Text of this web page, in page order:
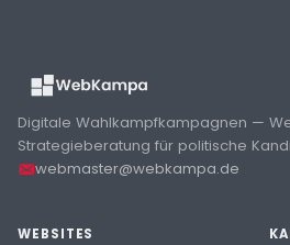
Digitale Wahlkampfkampagnen —
Strategieberatung für politische
webmaster@webkampa.de
WEBSITES